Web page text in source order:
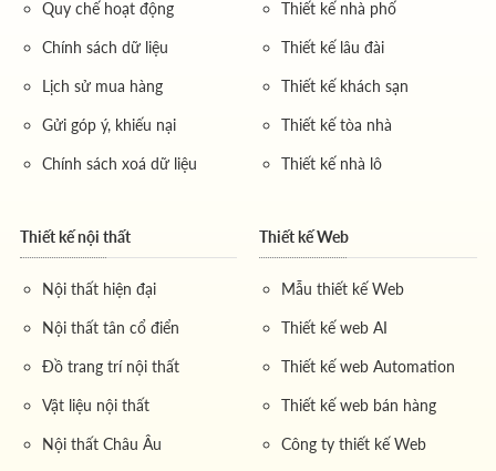
Quy chế hoạt động
Chính sách dữ liệu
Lịch sử mua hàng
Gửi góp ý, khiếu nại
Chính sách xoá dữ liệu
Thiết kế nhà phố
Thiết kế lâu đài
Thiết kế khách sạn
Thiết kế tòa nhà
Thiết kế nhà lô
Thiết kế nội thất
Nội thất hiện đại
Nội thất tân cổ điển
Đồ trang trí nội thất
Vật liệu nội thất
Nội thất Châu Âu
Thiết kế Web
Mẫu thiết kế Web
Thiết kế web AI
Thiết kế web Automation
Thiết kế web bán hàng
Công ty thiết kế Web